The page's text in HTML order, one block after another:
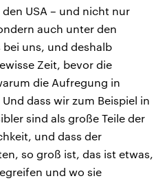
USA – und nicht nur
auch unter den
bei uns, und deshalb
Zeit, bevor die
die Aufregung in
dass wir zum Beispiel in
sind als große Teile der
und dass der
so groß ist, das ist etwas,
und wo sie